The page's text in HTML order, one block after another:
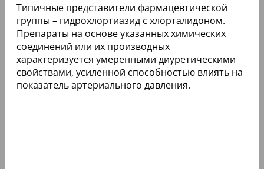
Типичные представители фармацевтической
группы – гидрохлортиазид с хлорталидоном.
Препараты на основе указанных химических
соединений или их производных
характеризуется умеренными диуретическими
свойствами, усиленной способностью влиять на
показатель артериального давления.